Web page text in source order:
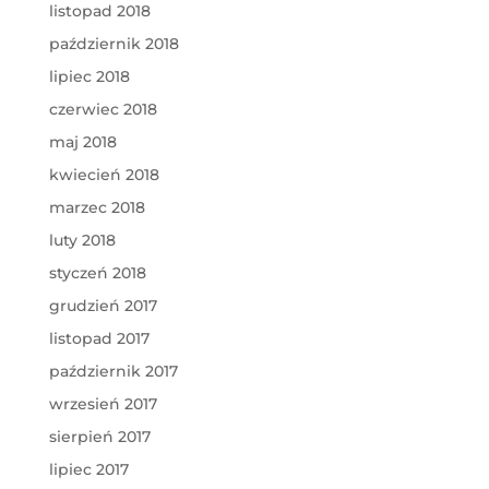
listopad 2018
październik 2018
lipiec 2018
czerwiec 2018
maj 2018
kwiecień 2018
marzec 2018
luty 2018
styczeń 2018
grudzień 2017
listopad 2017
październik 2017
wrzesień 2017
sierpień 2017
lipiec 2017